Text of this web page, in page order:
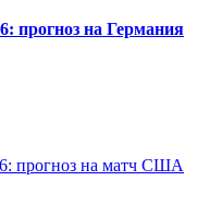
прогноз на Германия